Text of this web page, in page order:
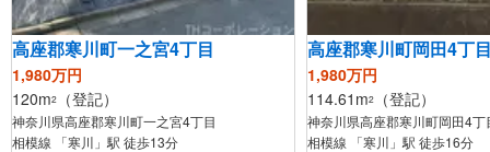
高座郡寒川町一之宮4丁目
1,980万円
120m2 （登記）
神奈川県高座郡寒川町一之宮4丁目
相模線 「寒川」駅 徒歩13分
高座郡寒川町岡田4丁
1,980万円
114.61m2 （登記）
神奈川県高座郡寒川町岡田4丁
相模線 「寒川」駅 徒歩16分